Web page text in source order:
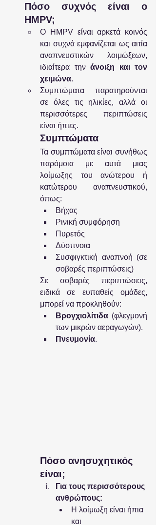
Πόσο συχνός είναι ο
HMPV;
Ο HMPV είναι αρκετά κοινός
και συχνά εμφανίζεται ως αιτία
αναπνευστικών λοιμώξεων,
ιδιαίτερα την άνοιξη και τον
χειμώνα.
Συμπτώματα παρατηρούνται
σε όλες τις ηλικίες, αλλά οι
περισσότερες περιπτώσεις
είναι ήπιες.
Συμπτώματα
Τα συμπτώματα είναι συνήθως
παρόμοια με αυτά μιας
λοίμωξης του ανώτερου ή
κατώτερου αναπνευστικού,
όπως:
Βήχας
Ρινική συμφόρηση
Πυρετός
Δύσπνοια
Συσφιγκτική αναπνοή (σε
σοβαρές περιπτώσεις)
Σε σοβαρές περιπτώσεις,
ειδικά σε ευπαθείς ομάδες,
μπορεί να προκληθούν:
Βρογχιολίτιδα (φλεγμονή
των μικρών αεραγωγών).
Πνευμονία.
Πόσο ανησυχητικός
είναι;
Για τους περισσότερους
ανθρώπους:
Η λοίμωξη είναι ήπια
και